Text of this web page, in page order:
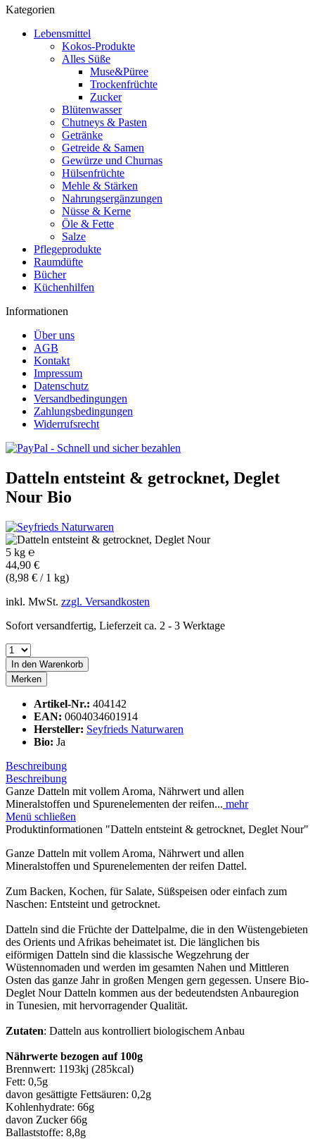
Kategorien
Lebensmittel
Kokos-Produkte
Alles Süße
Muse&Püree
Trockenfrüchte
Zucker
Blütenwasser
Chutneys & Pasten
Getränke
Getreide & Samen
Gewürze und Churnas
Hülsenfrüchte
Mehle & Stärken
Nahrungsergänzungen
Nüsse & Kerne
Öle & Fette
Salze
Pflegeprodukte
Raumdüfte
Bücher
Küchenhilfen
Informationen
Über uns
AGB
Kontakt
Impressum
Datenschutz
Versandbedingungen
Zahlungsbedingungen
Widerrufsrecht
Datteln entsteint & getrocknet, Deglet
Nour Bio
5 kg ℮
44,90 €
(8,98 € / 1 kg)
inkl. MwSt. zzgl. Versandkosten
Sofort versandfertig, Lieferzeit ca. 2 - 3 Werktage
In den Warenkorb
Merken
Artikel-Nr.: 404142
EAN: 0604034601914
Hersteller: Seyfrieds Naturwaren
Bio: Ja
Beschreibung
Beschreibung
Ganze Datteln mit vollem Aroma, Nährwert und allen
Mineralstoffen und Spurenelementen der reifen... mehr
Menü schließen
Produktinformationen "Datteln entsteint & getrocknet, Deglet Nour"
Ganze Datteln mit vollem Aroma, Nährwert und allen
Mineralstoffen und Spurenelementen der reifen Dattel.
Zum Backen, Kochen, für Salate, Süßspeisen oder einfach zum
Naschen: Entsteint und getrocknet.
Datteln sind die Früchte der Dattelpalme, die in den Wüstengebieten
des Orients und Afrikas beheimatet ist. Die länglichen bis
eiförmigen Datteln sind die klassische Wegzehrung der
Wüstennomaden und werden im gesamten Nahen und Mittleren
Osten das ganze Jahr in großen Mengen gern gegessen. Unsere Bio-
Deglet NourDatteln kommen aus der bedeutendsten Anbauregion
in Tunesien, mit hervorragender Qualität.
Zutaten: Datteln aus kontrolliert biologischem Anbau
Nährwerte bezogen auf 100g
Brennwert: 1193kj (285kcal)
Fett: 0,5g
davon gesättigte Fettsäuren: 0,2g
Kohlenhydrate: 66g
davon Zucker 66g
Ballaststoffe: 8,8g